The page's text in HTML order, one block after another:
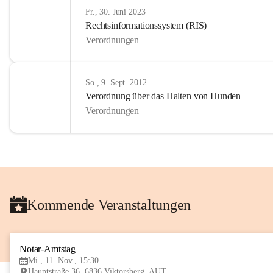
Fr., 30. Juni 2023
Rechtsinformationssystem (RIS)
Verordnungen
So., 9. Sept. 2012
Verordnung über das Halten von Hunden
Verordnungen
Kommende Veranstaltungen
Notar-Amtstag
Mi., 11. Nov., 15:30